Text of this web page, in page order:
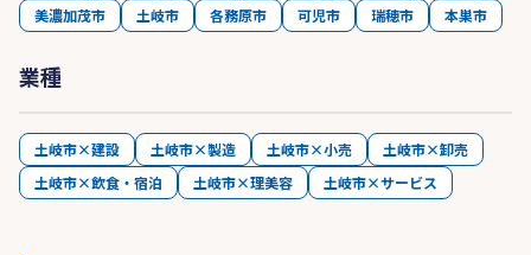
美濃加茂市
土岐市 各務原市 可児市 瑞穂市 本巣市
業種
土岐市×建設 土岐市×製造 土岐市×小売
土岐市×卸売
土岐市×飲食・宿泊
土岐市×理美容 土岐市×サービス